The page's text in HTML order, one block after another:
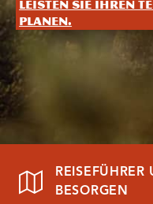
Leisten Sie Ihren
planen.
BESORGEN